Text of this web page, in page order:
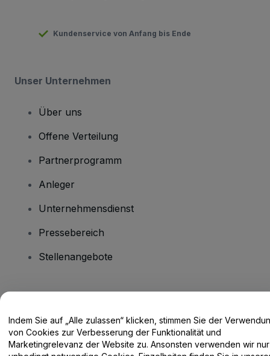
Kundenservice von Anfang bis Ende
Unser Unternehmen
Über uns
Offene Verteilung
Partnerprogramm
Anleger
Unternehmensdienst
Pressebereich
Stellenangebote
Hilfe-Center / Kontakt
Indem Sie auf „Alle zulassen“ klicken, stimmen Sie der
von Cookies zur Verbesserung der Funktionalität und
Marketingrelevanz der Website zu. Ansonsten verwenden wir nur